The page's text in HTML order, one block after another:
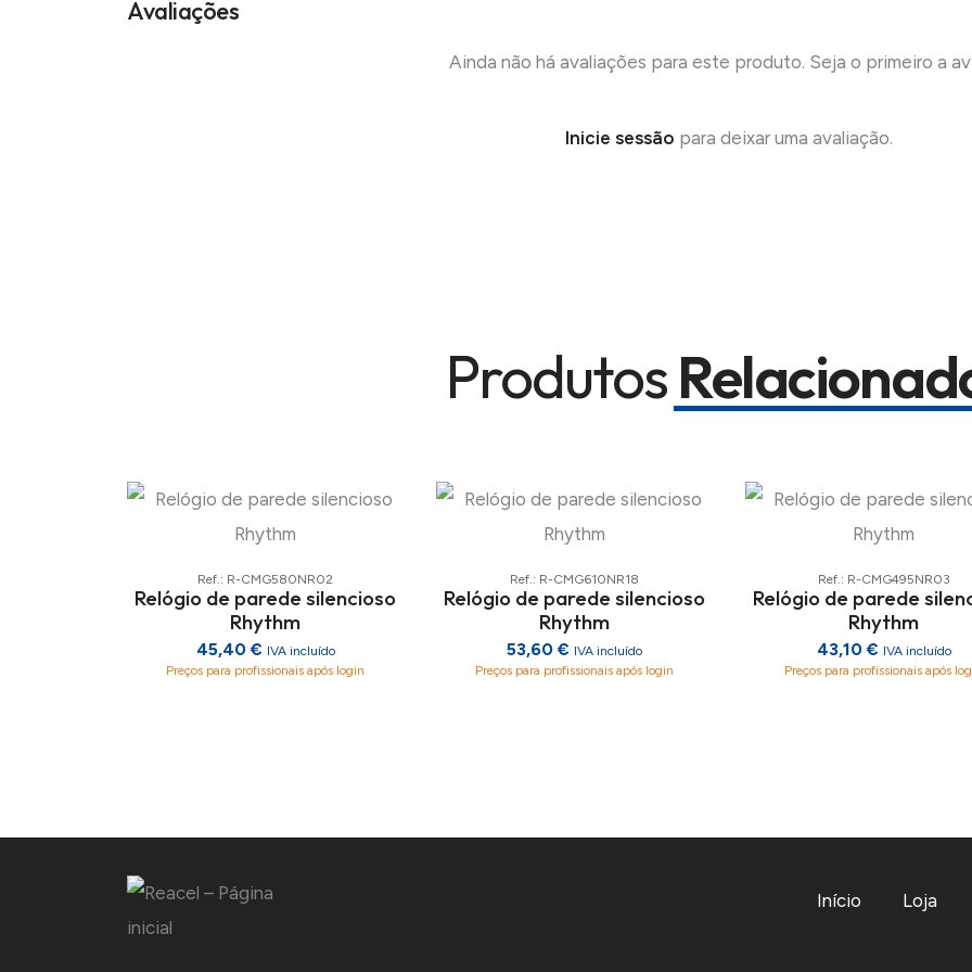
Avaliações
Ainda não há avaliações para este produto. Seja o primeiro a
Inicie sessão para deixar uma avaliação.
Produtos
Ref.: R-CMG580NR02
Relógio de parede silencioso
Rhythm
45,40 € IVA incluído
Preços para profissionais após login
Ref.: R-CMG610NR18
Relógio de parede silencioso
Rhythm
53,60 € IVA incluído
Preços para profissionais após login
Ref.: R-CMG495NR03
Relógio de parede
Rhythm
43,10 € IVA incluído
Preços para profissionais após
Início Loja